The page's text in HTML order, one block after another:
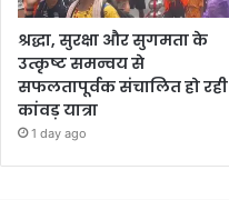
श्रद्धा, सुरक्षा और सुगमता के
उत्कृष्ट समन्वय से
सफलतापूर्वक संचालित हो रही
कांवड़ यात्रा
1 day ago